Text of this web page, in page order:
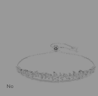
Nowość